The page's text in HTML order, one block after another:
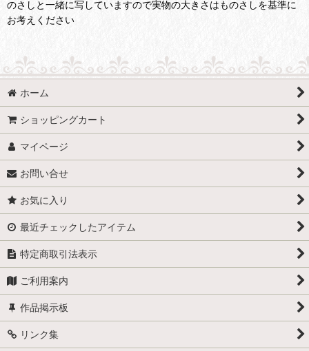
のさしと一緒に写していますので実物の大きさはものさしを基準に
お考えください
ホーム
ショッピングカート
マイページ
お問い合せ
お気に入り
最近チェックしたアイテム
特定商取引法表示
ご利用案内
作品掲示板
リンク集